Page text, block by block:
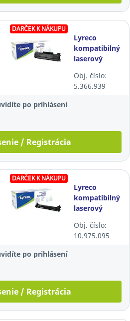
DARČEK K NÁKUPU
Lyreco
kompatibilný
laserový
(CE278A),
čierny
Obj. číslo:
5.366.939
po prihlásení
/ Registrácia
DARČEK K NÁKUPU
Lyreco
kompatibilný
laserový
(CF230A),
čierny
Obj. číslo:
10.975.095
po prihlásení
/ Registrácia